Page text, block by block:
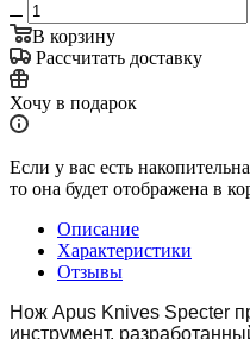
В корзину
Рассчитать доставку
Хочу в подарок
Если у вас есть
то она будет отображена в
Описание
Характеристики
Отзывы
Нож Apus Knives Specter
инструмент,